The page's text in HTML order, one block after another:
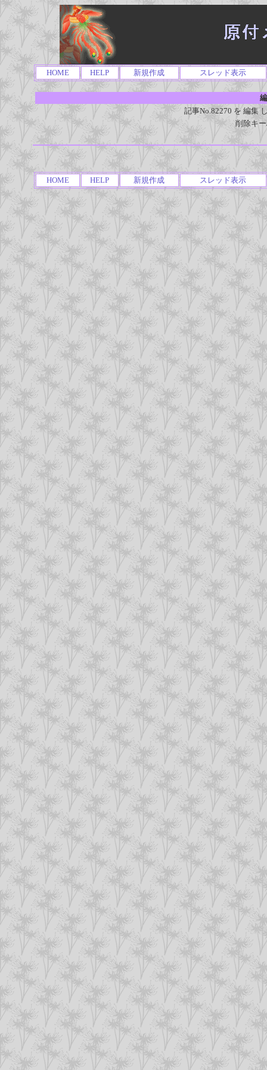
HOME HELP 新規作成 スレッド表示
記事No.82270 を 編集
削除キ
HOME HELP 新規作成 スレッド表示